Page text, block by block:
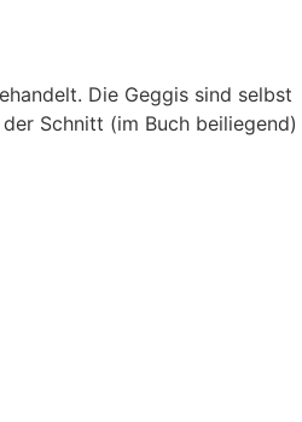
Die Geggis sind selbst
Schnitt (im Buch beiliegend)